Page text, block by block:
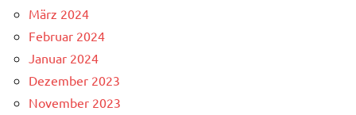
März 2024
Februar 2024
Januar 2024
Dezember 2023
November 2023